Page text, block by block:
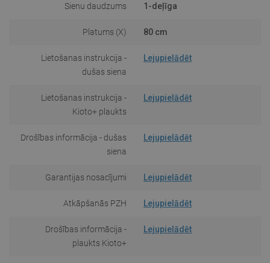
Sienu daudzums 1-deļīga
Platums (X) 80 cm
Lietošanas instrukcija -
dušas siena
Lejupielādēt
Lietošanas instrukcija -
Kioto+ plaukts
Lejupielādēt
Drošības informācija - dušas
siena
Lejupielādēt
Garantijas nosacījumi Lejupielādēt
Atkāpšanās PZH Lejupielādēt
Drošības informācija -
plaukts Kioto+
Lejupielādēt